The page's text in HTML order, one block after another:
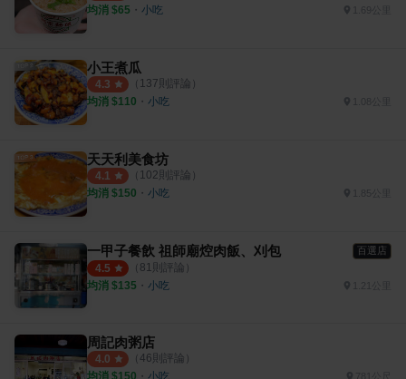
均消 $65 ・ 小吃
小王煮瓜
4.3 （ 137則評論）
均消 $110 ・ 小吃
天天利美食坊
4.1 （ 102則評論）
均消 $150 ・ 小吃 1.85公里
一甲子餐飲 祖師廟焢肉飯、刈包 百選店
4.5 （ 81 則評論）
均消 $135 ・ 小吃
周記肉粥店
4.0 （ 46則評論）
均消 $150 ・ 小吃